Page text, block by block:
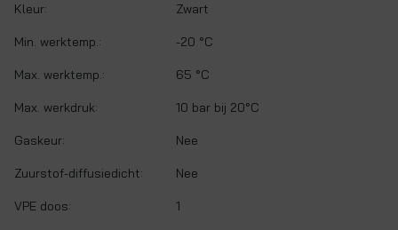
Kleur: Zwart
Min. werktemp.: -20 °C
Max. werktemp.: 65 °C
Max. werkdruk: 10 bar bij 20°C
Gaskeur: Nee
Zuurstof-diffusiedicht: Nee
VPE doos: 1